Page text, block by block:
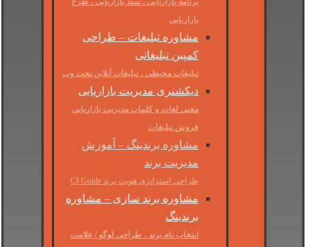
بازاریابی
مشاوره تبلیغات – طراحی
کمپین تبلیغاتی
تبلیغات محیطی ، تبلیغات آنلاین تحت وب
دیکشنری مدیریت بازاریابی
معنی لغات و کلمات مدیریت بازاریابی
فروش تبلیغات
مشاوره برندینگ – آموزش
مدیریت برند
طراحی استراتژی هویت برند CI Guide
مشاوره برند سازی – مشاوره
برندینگ
انتخاب نام برند ، طراحی لوگو / علامت